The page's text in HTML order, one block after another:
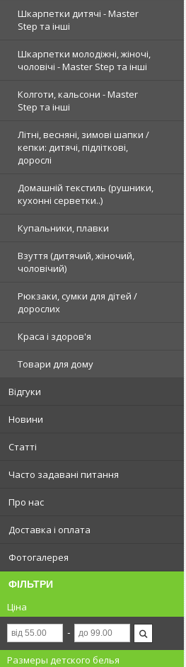
Шкарпетки дитячі - Master
Step та інші
Шкарпетки молодіжні, жіночі,
чоловічі - Master Step та інші
Колготи, кальсони - Master
Step та інші
Літні, весняні, зимові шапки /
кепки: дитячі, підліткові,
дорослі
Домашній текстиль (рушники,
кухонні серветки..)
Купальники, плавки
Взуття (дитячий, жіночий,
чоловічий)
Рюкзаки, сумки для дітей /
дорослих
Краса і здоров'я
Товари для дому
Відгуки
Новини
Статті
Часто задавані питання
Про нас
Доставка і оплата
Фотогалерея
ФІЛЬТРИ
Ціна
Размеры детского белья